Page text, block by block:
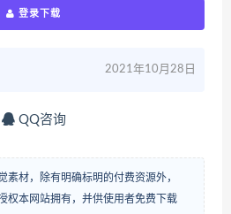
登录下载
2021年10月28日
QQ咨询
素材，除有明确标明的付费资源外，
权本网站拥有，并供使用者免费下载